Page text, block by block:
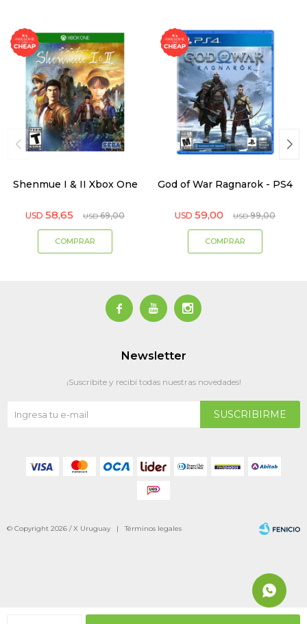
Shenmue I & II Xbox One
USD 58,65 USD 69,00
God of War Ragnarok - PS4
USD 59,00 USD 99,00
  
Newsletter
¡Suscribite y recibí todas nuestras novedades!
SUSCRIBIRME
© Copyright 2026 / X Uruguay |Términos legales